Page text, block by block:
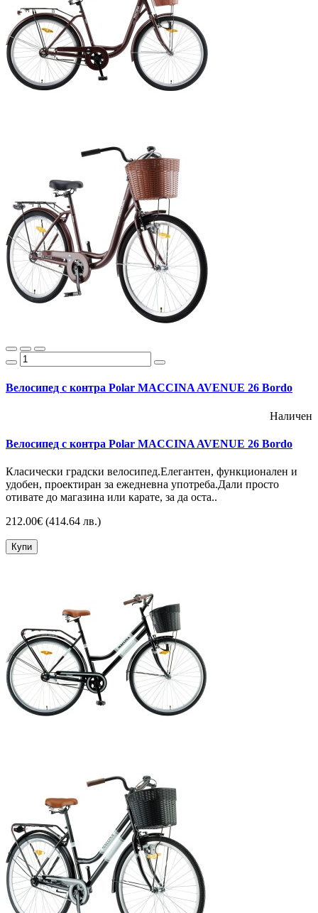
Велосипед с контра Polar MACCINA AVENUE 26 Bordo
Наличен
Велосипед с контра Polar MACCINA AVENUE 26 Bordo
Класически градски велосипед.Елегантен, функционален и
удобен, проектиран за ежедневна употреба.Дали просто
отивате до магазина или карате, за да оста..
212.00€ (414.64 лв.)
Купи